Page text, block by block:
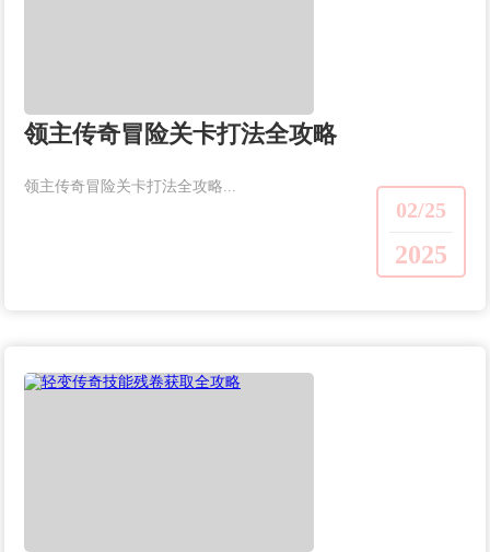
领主传奇冒险关卡打法全攻略
02/25
2025
领主传奇冒险关卡打法全攻略...